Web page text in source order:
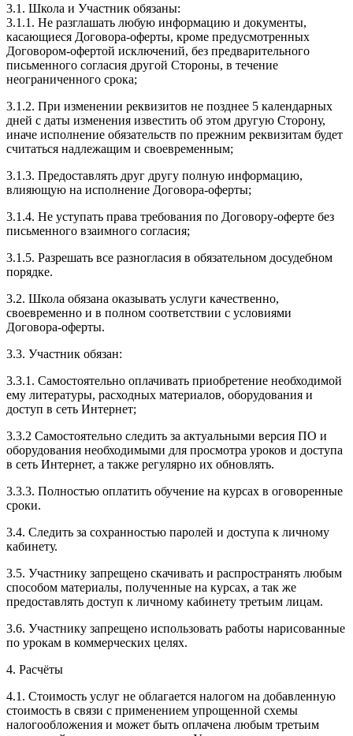
3.1. Школа и Участник обязаны:
3.1.1. Не разглашать любую информацию и документы,
касающиеся Договора-оферты, кроме предусмотренных
Договором-офертой исключений, без предварительного
письменного согласия другой Стороны, в течение
неограниченного срока;
3.1.2. При изменении реквизитов не позднее 5 календарных
дней с даты изменения известить об этом другую Сторону,
иначе исполнение обязательств по прежним реквизитам будет
считаться надлежащим и своевременным;
3.1.3. Предоставлять друг другу полную информацию,
влияющую на исполнение Договора-оферты;
3.1.4. Не уступать права требования по Договору-оферте без
письменного взаимного согласия;
3.1.5. Разрешать все разногласия в обязательном досудебном
порядке.
3.2. Школа обязана оказывать услуги качественно,
своевременно и в полном соответствии с условиями
Договора-оферты.
3.3. Участник обязан:
3.3.1. Cамостоятельно оплачивать приобретение необходимой
ему литературы, расходных материалов, оборудования и
доступ в сеть Интернет;
3.3.2 Самостоятельно следить за актуальными версия ПО и
оборудования необходимыми для просмотра уроков и доступа
в сеть Интернет, а также регулярно их обновлять.
3.3.3. Полностью оплатить обучение на курсах в оговоренные
сроки.
3.4. Следить за сохранностью паролей и доступа к личному
кабинету.
3.5. Участнику запрещено скачивать и распространять любым
способом материалы, полученные на курсах, а так же
предоставлять доступ к личному кабинету третьим лицам.
3.6. Участнику запрещено использовать работы нарисованные
по урокам в коммерческих целях.
4. Расчёты
4.1. Cтоимость услуг не облагается налогом на добавленную
стоимость в связи с применением упрощенной схемы
налогообложения и может быть оплачена любым третьим